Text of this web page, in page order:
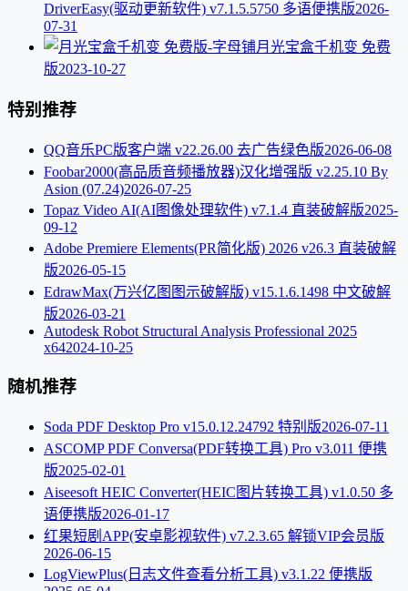
DriverEasy(驱动更新软件) v7.1.5.5750 多语便携版2026-
07-31
月光宝盒千机变 免费
版2023-10-27
特别推荐
QQ音乐PC版客户端 v22.26.00 去广告绿色版2026-06-08
Foobar2000(高品质音频播放器)汉化增强版 v2.25.10 By
Asion (07.24)2026-07-25
Topaz Video AI(AI图像处理软件) v7.1.4 直装破解版2025-
09-12
Adobe Premiere Elements(PR简化版) 2026 v26.3 直装破解
版2026-05-15
EdrawMax(万兴亿图图示破解版) v15.1.6.1498 中文破解
版2026-03-21
Autodesk Robot Structural Analysis Professional 2025
x642024-10-25
随机推荐
Soda PDF Desktop Pro v15.0.12.24792 特别版2026-07-11
ASCOMP PDF Conversa(PDF转换工具) Pro v3.011 便携
版2025-02-01
Aiseesoft HEIC Converter(HEIC图片转换工具) v1.0.50 多
语便携版2026-01-17
红果短剧APP(安卓影视软件) v7.2.3.65 解锁VIP会员版
2026-06-15
LogViewPlus(日志文件查看分析工具) v3.1.22 便携版